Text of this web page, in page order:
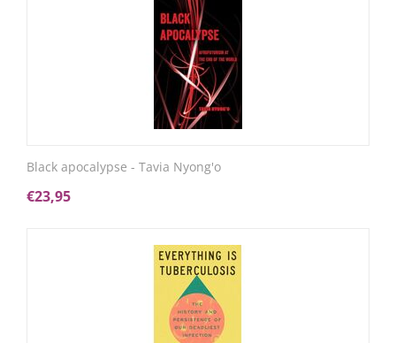
Black apocalypse - Tavia Nyong'o
€23,95